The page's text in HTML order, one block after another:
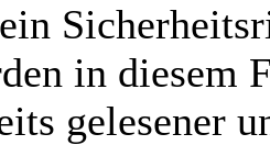
in diesem
gelesener